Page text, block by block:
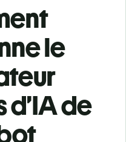
le
d’IA de